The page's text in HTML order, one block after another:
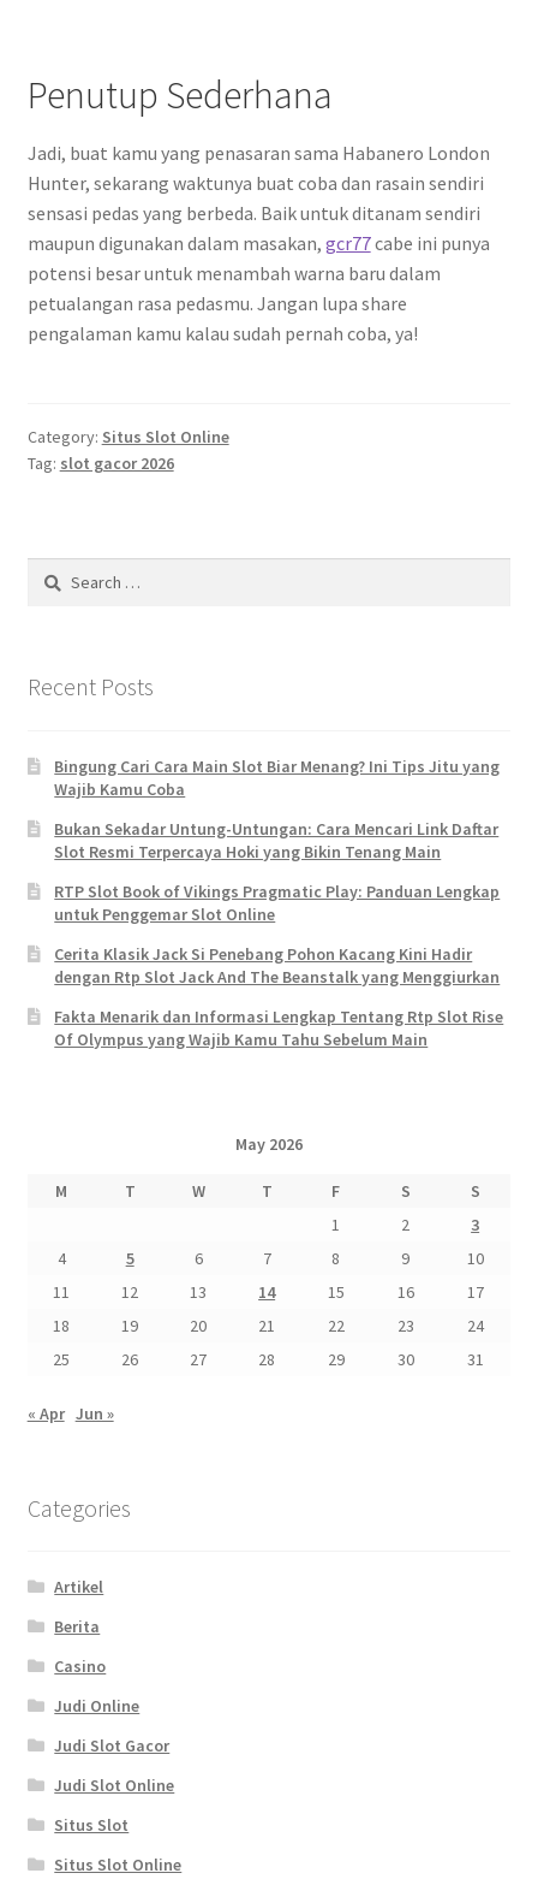
Penutup Sederhana
Jadi, buat kamu yang penasaran sama Habanero London
Hunter, sekarang waktunya buat coba dan rasain sendiri
sensasi pedas yang berbeda. Baik untuk ditanam sendiri
maupun digunakan dalam masakan, gcr77cabe ini punya
potensi besar untuk menambah warna baru dalam
petualangan rasa pedasmu. Jangan lupa share
pengalaman kamu kalau sudah pernah coba, ya!
Category: Situs Slot Online
Tag: slot gacor 2026
Search
Recent Posts
Bingung Cari Cara Main Slot Biar Menang? Ini Tips Jitu yang
Wajib Kamu Coba
Bukan Sekadar Untung-Untungan: Cara Mencari Link Daftar
Slot Resmi Terpercaya Hoki yang Bikin Tenang Main
RTP Slot Book of Vikings Pragmatic Play: Panduan Lengkap
untuk Penggemar Slot Online
Cerita Klasik Jack Si Penebang Pohon Kacang Kini Hadir
dengan Rtp Slot Jack And The Beanstalk yang Menggiurkan
Fakta Menarik dan Informasi Lengkap Tentang Rtp Slot Rise
Of Olympus yang Wajib Kamu Tahu Sebelum Main
May 2026
M T W T F S
S
1
2
3
4
5 6 7 8 9
10
11
12 13 14 15 16
17
18
19 20 21 22 23
24
25
26 27 28 29 30 31
« Apr Jun »
Categories
Artikel
Berita
Casino
Judi Online
Judi Slot Gacor
Judi Slot Online
Situs Slot
Situs Slot Online